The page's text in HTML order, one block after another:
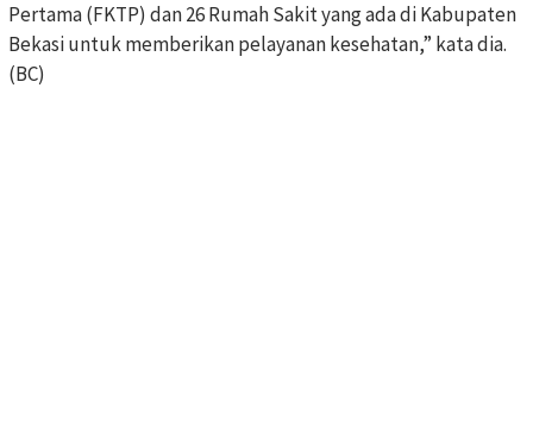
Pertama (FKTP) dan 26 Rumah Sakit yang ada di Kabupaten
Bekasi untuk memberikan pelayanan kesehatan,” kata dia.
(BC)